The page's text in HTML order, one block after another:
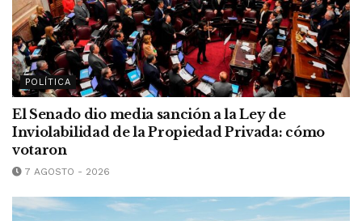
POLÍTICA
El Senado dio media sanción a la Ley de
Inviolabilidad de la Propiedad Privada: cómo
votaron
7 AGOSTO - 2026